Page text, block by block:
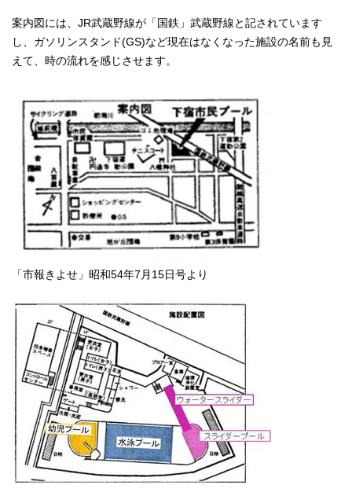
案内図には、JR武蔵野線が「国鉄」武蔵野線と記されています
し、ガソリンスタンド(GS)など現在はなくなった施設の名前も見
えて、時の流れを感じさせます。
「市報きよせ」昭和54年7月15日号より